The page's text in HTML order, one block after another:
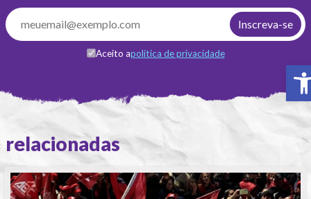
Aceito apolítica de privacidade
relacionadas